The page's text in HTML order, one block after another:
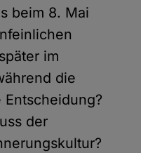
beim 8. Mai
im
die
der